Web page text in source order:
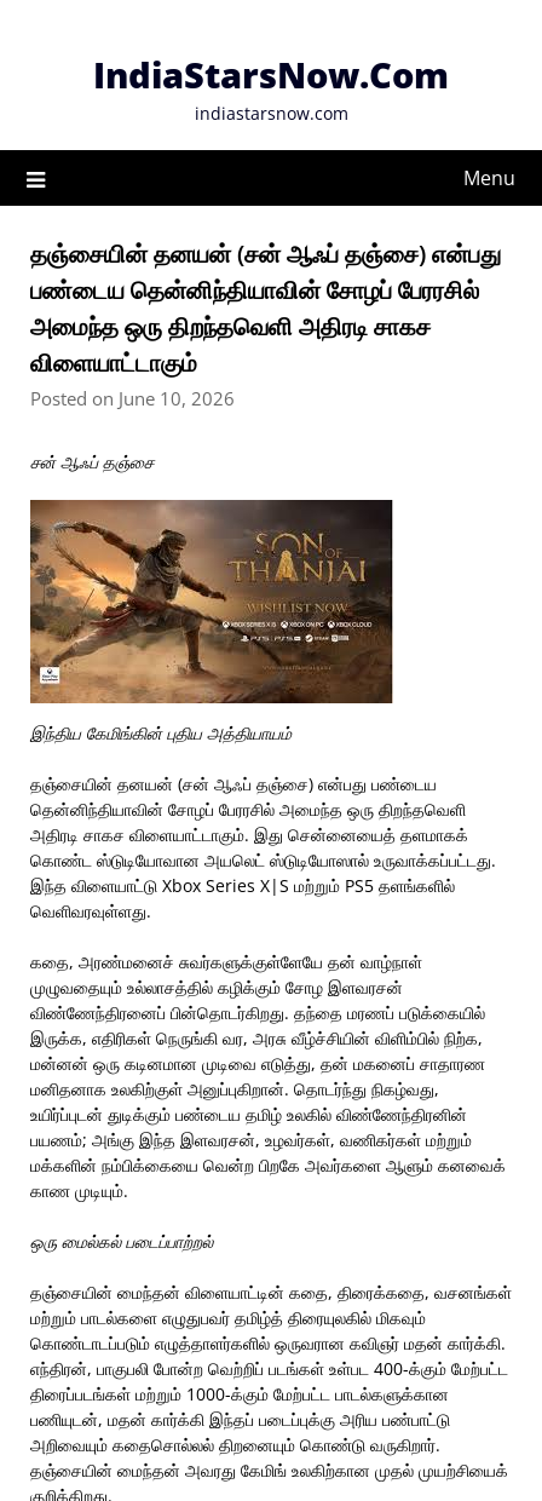
IndiaStarsNow.Com
indiastarsnow.com
Menu
தஞ்சையின் தனயன் (சன் ஆஃப் தஞ்சை) என்பது
பண்டைய தென்னிந்தியாவின் சோழப் பேரரசில்
அமைந்த ஒரு திறந்தவெளி அதிரடி சாகச
விளையாட்டாகும்
Posted on June 10, 2026
சன் ஆஃப் தஞ்சை
இந்திய கேமிங்கின் புதிய அத்தியாயம்
தஞ்சையின் தனயன் (சன் ஆஃப் தஞ்சை) என்பது பண்டைய
தென்னிந்தியாவின் சோழப் பேரரசில் அமைந்த ஒரு திறந்தவெளி
அதிரடி சாகச விளையாட்டாகும். இது சென்னையைத் தளமாகக்
கொண்ட ஸ்டுடியோவான அயலெட் ஸ்டுடியோஸால் உருவாக்கப்பட்டது.
இந்த விளையாட்டு Xbox Series X|S மற்றும் PS5 தளங்களில்
வெளிவரவுள்ளது.
கதை, அரண்மனைச் சுவர்களுக்குள்ளேயே தன் வாழ்நாள்
முழுவதையும் உல்லாசத்தில் கழிக்கும் சோழ இளவரசன்
விண்ணேந்திரனைப் பின்தொடர்கிறது. தந்தை மரணப் படுக்கையில்
இருக்க, எதிரிகள் நெருங்கி வர, அரசு வீழ்ச்சியின் விளிம்பில் நிற்க,
மன்னன் ஒரு கடினமான முடிவை எடுத்து, தன் மகனைப் சாதாரண
மனிதனாக உலகிற்குள் அனுப்புகிறான். தொடர்ந்து நிகழ்வது,
உயிர்ப்புடன் துடிக்கும் பண்டைய தமிழ் உலகில் விண்ணேந்திரனின்
பயணம்; அங்கு இந்த இளவரசன், உழவர்கள், வணிகர்கள் மற்றும்
மக்களின் நம்பிக்கையை வென்ற பிறகே அவர்களை ஆளும் கனவைக்
காண முடியும்.
ஒரு மைல்கல் படைப்பாற்றல்
தஞ்சையின் மைந்தன் விளையாட்டின் கதை, திரைக்கதை, வசனங்கள்
மற்றும் பாடல்களை எழுதுபவர் தமிழ்த் திரையுலகில் மிகவும்
கொண்டாடப்படும் எழுத்தாளர்களில் ஒருவரான கவிஞர் மதன் கார்க்கி.
எந்திரன், பாகுபலி போன்ற வெற்றிப் படங்கள் உள்பட 400-க்கும் மேற்பட்ட
திரைப்படங்கள் மற்றும் 1000-க்கும் மேற்பட்ட பாடல்களுக்கான
பணியுடன், மதன் கார்க்கி இந்தப் படைப்புக்கு அரிய பண்பாட்டு
அறிவையும் கதைசொல்லல் திறனையும் கொண்டு வருகிறார்.
தஞ்சையின் மைந்தன் அவரது கேமிங் உலகிற்கான முதல் முயற்சியைக்
குறிக்கிறது.